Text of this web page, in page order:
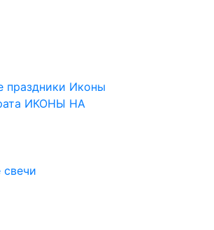
праздники Иконы
ИКОНЫ НА
свечи